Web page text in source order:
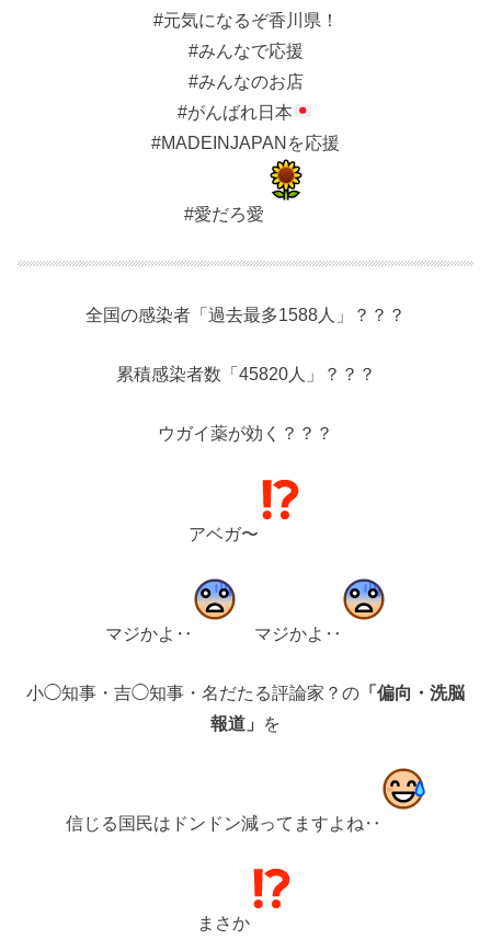
#元気になるぞ香川県！
#みんなで応援
#みんなのお店
#がんばれ日本
#MADEINJAPANを応援
#愛だろ愛
全国の感染者「過去最多1588人」？？？
累積感染者数「45820人」？？？️
ウガイ薬が効く？？？
アベガ〜
マジかよ‥ マジかよ‥
小◯知事・吉◯知事・名だたる評論家？の 「偏向・洗脳
報道」
を
信じる国民はドンドン減ってますよね‥
まさか